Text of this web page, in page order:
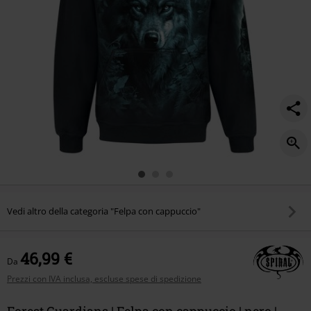
Vedi altro della categoria "Felpa con cappuccio"
Da 46,99 €
Prezzi con IVA inclusa, escluse spese di spedizione